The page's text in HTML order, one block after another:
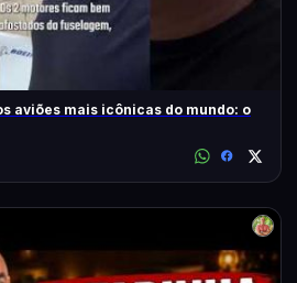
aviões mais icônicas do mundo: o